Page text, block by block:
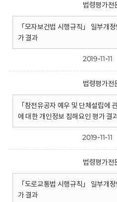
법령평가전
「모자보건법 시행규칙」 일부개
가 결과
2019-11-11
법령평가전
「참전유공자 예우 및 단체설립에
에 대한 개인정보 침해요인 평가 결
2019-11-11
법령평가전
「도로교통법 시행규칙」 일부개
가 결과